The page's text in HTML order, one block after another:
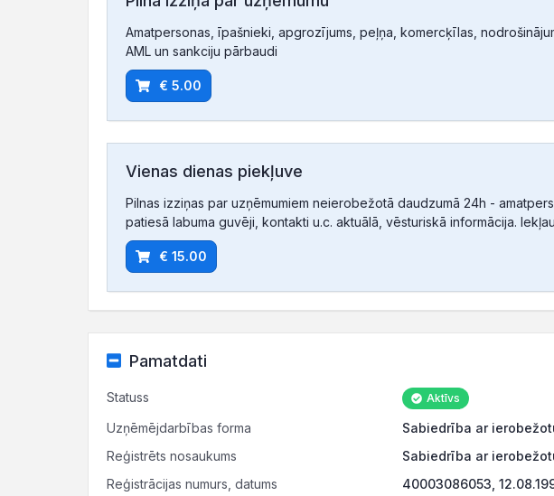
Amatpersonas, īpašnieki, apgrozījums, peļņa, komercķīlas,
AML un sankciju pārbaudi
€ 5.00
Vienas dienas piekļuve
Pilnas izziņas par uzņēmumiem neierobežotā daudzumā 24h -
patiesā labuma guvēji, kontakti u.c. aktuālā, vēsturiskā informācija.
€ 15.00
Pamatdati
Statuss Aktīvs
Uzņēmējdarbības forma
Sabiedrība ar
Reģistrēts nosaukums
Sabiedrība ar
Reģistrācijas numurs, datums
40003086053,